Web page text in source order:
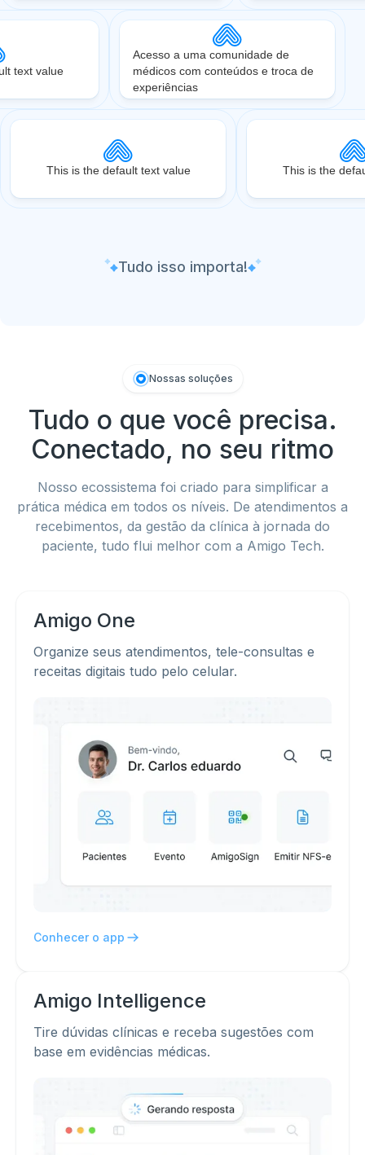
text value
Acesso a uma comunidade de
médicos com conteúdos e troca de
experiências
This is the default text value This is the
Tudo isso importa!
Nossas soluções
Tudo o que você precisa.
Conectado, no seu ritmo
Nosso ecossistema foi criado para simplificar a
prática médica em todos os níveis. De atendimentos a
recebimentos, da gestão da clínica à jornada do
paciente, tudo flui melhor com a Amigo Tech.
Amigo One
Organize seus atendimentos, tele-consultas e
receitas digitais tudo pelo celular.
Conhecer o app
Amigo Intelligence
Tire dúvidas clínicas e receba sugestões com
base em evidências médicas.